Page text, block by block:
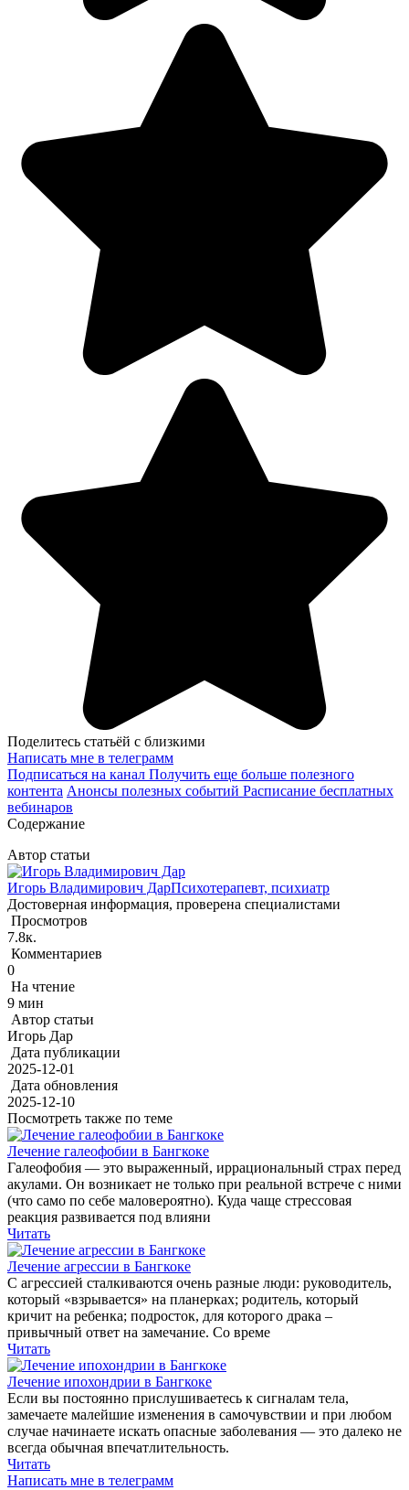
Поделитесь статьёй с близкими
Написать мне в телеграмм
Подписаться на канал Получить еще больше полезного
контента Анонсы полезных событий Расписание бесплатных
вебинаров
Содержание
Автор статьи
Игорь Владимирович ДарПсихотерапевт, психиатр
Достоверная информация, проверена специалистами
Просмотров
7.8к.
Комментариев
0
На чтение
9 мин
Автор статьи
Игорь Дар
Дата публикации
2025-12-01
Дата обновления
2025-12-10
Посмотреть также по теме
Лечение галеофобии в Бангкоке
Галеофобия — это выраженный, иррациональный страх перед
акулами. Он возникает не только при реальной встрече с ними
(что само по себе маловероятно). Куда чаще стрессовая
реакция развивается под влияни
Читать
Лечение агрессии в Бангкоке
С агрессией сталкиваются очень разные люди: руководитель,
который «взрывается» на планерках; родитель, который
кричит на ребенка; подросток, для которого драка –
привычный ответ на замечание. Со време
Читать
Лечение ипохондрии в Бангкоке
Если вы постоянно прислушиваетесь к сигналам тела,
замечаете малейшие изменения в самочувствии и при любом
случае начинаете искать опасные заболевания — это далеко не
всегда обычная впечатлительность.
Читать
Написать мне в телеграмм